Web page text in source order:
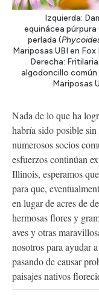
Izquierda:
equinácea púrpura
perlada (
Mariposas UBI en
Derecha:
algodoncillo común
Mariposas
Nada de lo que ha
habría sido posible
numerosos socios
esfuerzos continúan
Illinois, esperamos
para que,
en lugar de acres de
hermosas flores y
aves y otras
nosotros para ayudar
pasando de causar
paisajes nativos